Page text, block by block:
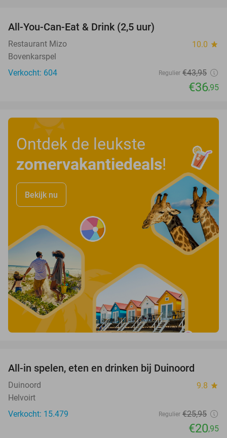
All-You-Can-Eat & Drink (2,5 uur)
Restaurant Mizo 10.0 star
Bovenkarspel
Verkocht: 604
Regulier €43,95
€36,95
Ontdek de leukste
zomervakantiedeals!
Bekijk nu
All-in spelen, eten en drinken bij Duinoord
Duinoord 9.8 star
Helvoirt
Verkocht: 15.479
Regulier €25,95
€20,95